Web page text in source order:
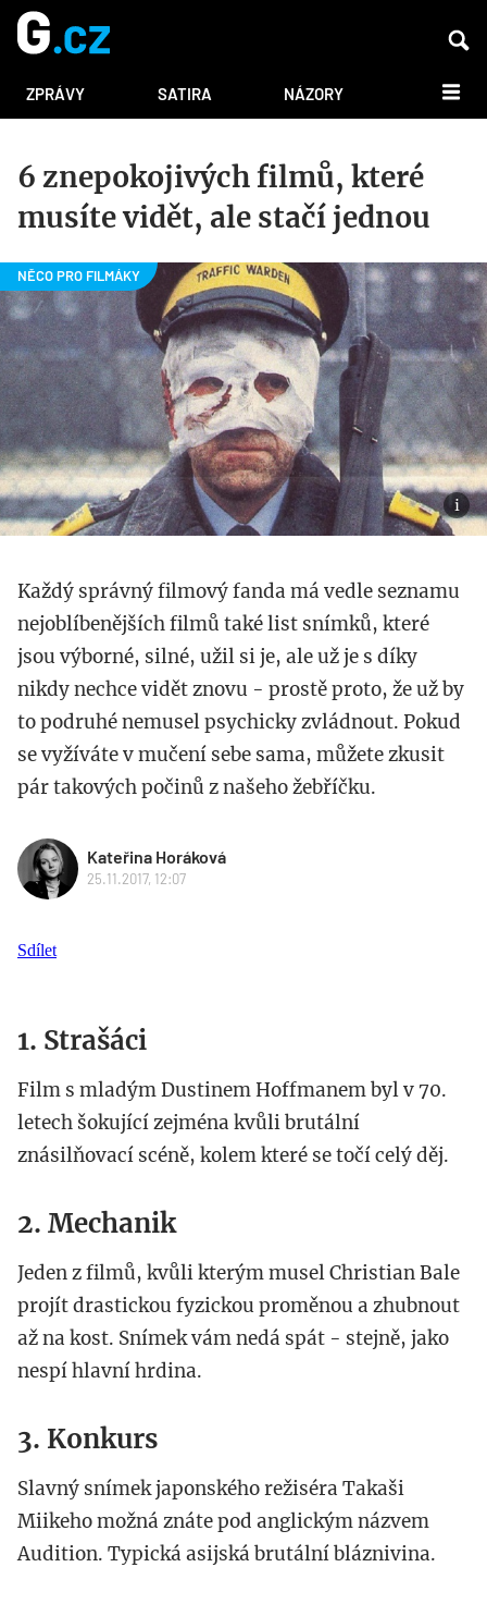
ZPRÁVY SATIRA NÁZORY DALŠÍ
6 znepokojivých filmů, které
musíte vidět, ale stačí jednou
Každý správný filmový fanda má vedle seznamu
nejoblíbenějších filmů také list snímků, které
jsou výborné, silné, užil si je, ale už je s díky
nikdy nechce vidět znovu - prostě proto, že už by
to podruhé nemusel psychicky zvládnout. Pokud
se vyžíváte v mučení sebe sama, můžete zkusit
pár takových počinů z našeho žebříčku.
Kateřina Horáková
25.11.2017, 12:07
Sdílet
1. Strašáci
Film s mladým Dustinem Hoffmanem byl v 70.
letech šokující zejména kvůli brutální
znásilňovací scéně, kolem které se točí celý děj.
2. Mechanik
Jeden z filmů, kvůli kterým musel Christian Bale
projít drastickou fyzickou proměnou a zhubnout
až na kost. Snímek vám nedá spát - stejně, jako
nespí hlavní hrdina.
3. Konkurs
Slavný snímek japonského režiséra Takaši
Miikeho možná znáte pod anglickým názvem
Audition. Typická asijská brutální bláznivina.